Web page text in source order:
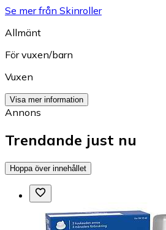
Se mer från Skinroller
Allmänt
För vuxen/barn
Vuxen
Visa mer information
Annons
Trendande just nu
Hoppa över innehållet